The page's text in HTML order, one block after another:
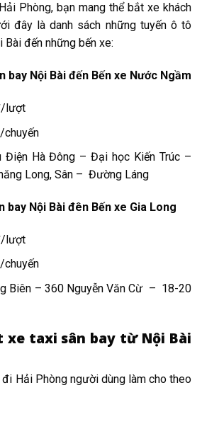
Phòng, bạn mang thể bắt xe khách
đây là danh sách nhữngtuyến ô tô
Bài đến những bến xe:
bay Nội Bài đến Bến xe Nước Ngầm
lượt
chuyến
Điện Hà Đông – Đại học Kiến Trúc –
Long, Sân – Đường Láng
bay Nội Bài đên Bến xe Gia Long
lượt
chuyến
Biên – 360 Nguyễn Văn Cừ – 18-20
xe taxi sân bay từNội Bài
Hải Phòng người dùng làm chotheo